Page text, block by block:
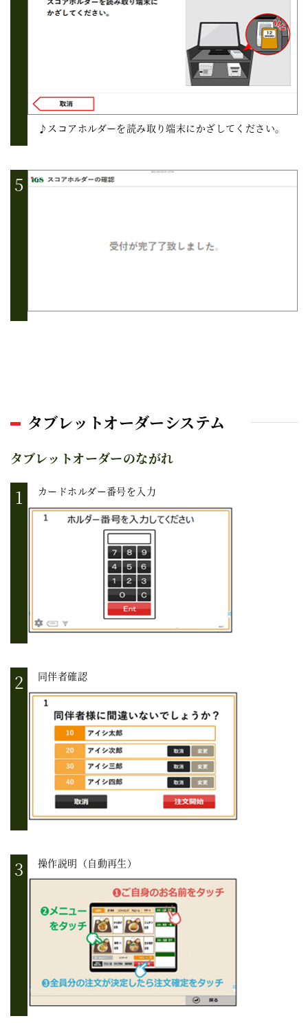
♪スコアホルダーを読み取り端末にかざしてください。
タブレットオーダーシステム
タブレットオーダーのながれ
カードホルダー番号を入力
同伴者確認
操作説明（自動再生）